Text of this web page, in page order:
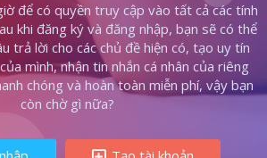
để có quyền truy cập vào tất cả các tính
khi đăng ký và đăng nhập, bạn sẽ có thể
trả lời cho các chủ đề hiện có, tạo uy tín
mình, nhận tin nhắn cá nhân của riêng
chóng và hoàn toàn miễn phí, vậy bạn
còn chờ gì nữa?